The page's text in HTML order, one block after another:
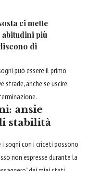
ci mette
più
di
può essere il primo
strade, anche se uscire
ansie
stabilità
sogni con i criceti possono
non espresse durante la